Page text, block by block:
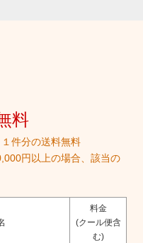
料
件分の送料無料
円以上の場合、該当の
料金
(クール便含
む)